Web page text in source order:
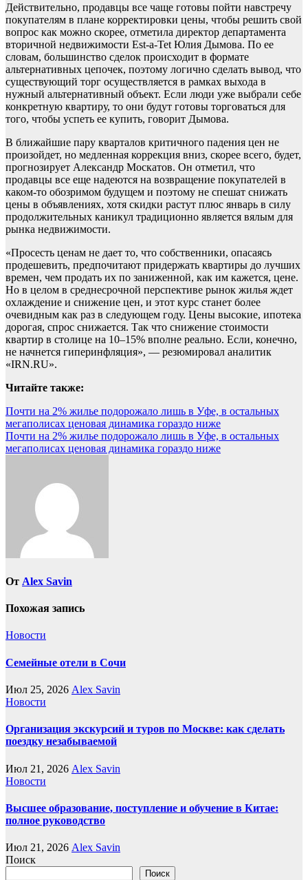
Действительно, продавцы все чаще готовы пойти навстречу
покупателям в плане корректировки цены, чтобы решить свой
вопрос как можно скорее, отметила директор департамента
вторичной недвижимости Est-a-Tet Юлия Дымова. По ее
словам, большинство сделок происходит в формате
альтернативных цепочек, поэтому логично сделать вывод, что
существующий торг осуществляется в рамках выхода в
нужный альтернативный объект. Если люди уже выбрали себе
конкретную квартиру, то они будут готовы торговаться для
того, чтобы успеть ее купить, говорит Дымова.
В ближайшие пару кварталов критичного падения цен не
произойдет, но медленная коррекция вниз, скорее всего, будет,
прогнозирует Александр Москатов. Он отметил, что
продавцы все еще надеются на возвращение покупателей в
каком-то обозримом будущем и поэтому не спешат снижать
цены в объявлениях, хотя скидки растут плюс январь в силу
продолжительных каникул традиционно является вялым для
рынка недвижимости.
«Просесть ценам не дает то, что собственники, опасаясь
продешевить, предпочитают придержать квартиры до лучших
времен, чем продать их по заниженной, как им кажется, цене.
Но в целом в среднесрочной перспективе рынок жилья ждет
охлаждение и снижение цен, и этот курс станет более
очевидным как раз в следующем году. Цены высокие, ипотека
дорогая, спрос снижается. Так что снижение стоимости
квартир в столице на 10–15% вполне реально. Если, конечно,
не начнется гиперинфляция», — резюмировал аналитик
«IRN.RU».
Читайте также:
Навигация
по
записям
Почти на 2% жилье подорожало лишь в Уфе, в остальных
мегаполисах ценовая динамика гораздо ниже
Почти на 2% жилье подорожало лишь в Уфе, в остальных
мегаполисах ценовая динамика гораздо ниже
От Alex Savin
Похожая запись
Новости
Семейные отели в Сочи
Июл 25, 2026 Alex Savin
Новости
Организация экскурсий и туров по Москве: как сделать
поездку незабываемой
Июл 21, 2026 Alex Savin
Новости
Высшее образование, поступление и обучение в Китае:
полное руководство
Июл 21, 2026 Alex Savin
Поиск
Поиск